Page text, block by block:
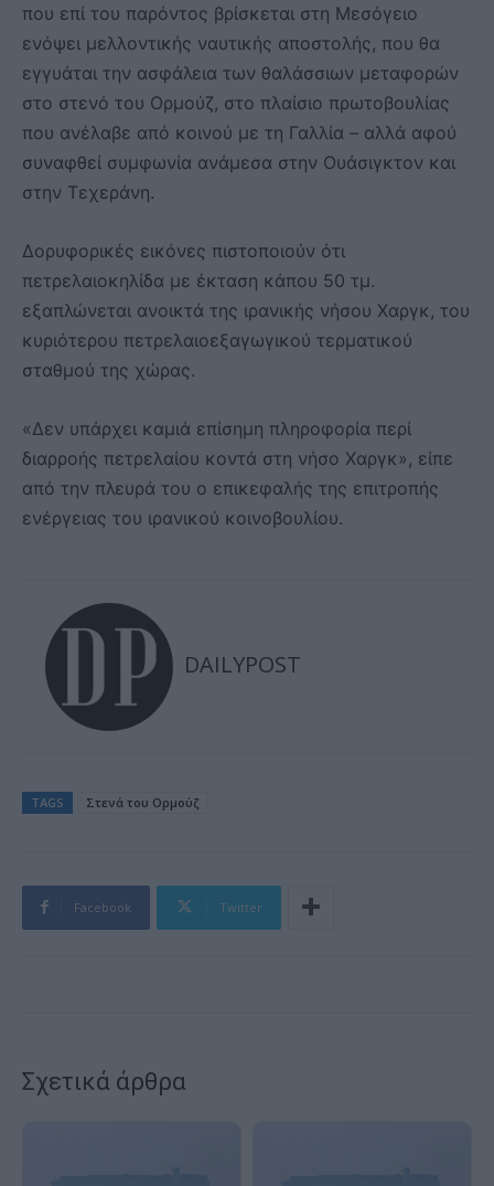
που επί του παρόντος βρίσκεται στη Μεσόγειο
ενόψει μελλοντικής ναυτικής αποστολής, που θα
εγγυάται την ασφάλεια των θαλάσσιων μεταφορών
στο στενό του Ορμούζ, στο πλαίσιο πρωτοβουλίας
που ανέλαβε από κοινού με τη Γαλλία – αλλά αφού
συναφθεί συμφωνία ανάμεσα στην Ουάσιγκτον και
στην Τεχεράνη.
Δορυφορικές εικόνες πιστοποιούν ότι
πετρελαιοκηλίδα με έκταση κάπου 50 τμ.
εξαπλώνεται ανοικτά της ιρανικής νήσου Χαργκ, του
κυριότερου πετρελαιοεξαγωγικού τερματικού
σταθμού της χώρας.
«Δεν υπάρχει καμιά επίσημη πληροφορία περί
διαρροής πετρελαίου κοντά στη νήσο Χαργκ», είπε
από την πλευρά του ο επικεφαλής της επιτροπής
ενέργειας του ιρανικού κοινοβουλίου.
DAILYPOST
TAGS Στενά του Ορμούζ
Facebook Twitter
Σχετικά άρθρα